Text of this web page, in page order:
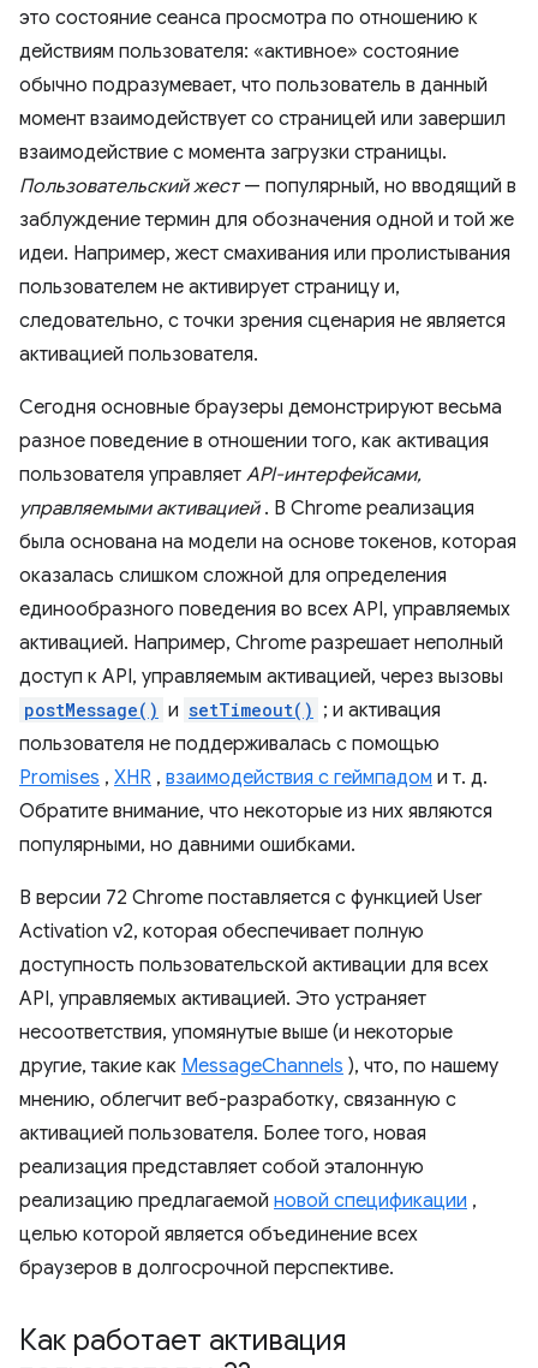
это состояние сеанса просмотра по отношению к
действиям пользователя: «активное» состояние
обычно подразумевает, что пользователь в данный
момент взаимодействует со страницей или завершил
взаимодействие с момента загрузки страницы.
Пользовательский жест— популярный, но вводящий в
заблуждение термин для обозначения одной и той же
идеи. Например, жест смахивания или пролистывания
пользователем не активирует страницу и,
следовательно, с точки зрения сценария не является
активацией пользователя.
Сегодня основные браузеры демонстрируют весьма
разное поведение в отношении того, как активация
пользователя управляет API-интерфейсами,
управляемыми активацией. В Chrome реализация
была основана на модели на основе токенов, которая
оказалась слишком сложной для определения
единообразного поведения во всех API, управляемых
активацией. Например, Chrome разрешает неполный
доступ к API, управляемым активацией, через вызовы
postMessage() и setTimeout() ; и активация
пользователя не поддерживалась с помощью
Promises , XHR , взаимодействия с геймпадом и т. д.
Обратите внимание, что некоторые из них являются
популярными, но давними ошибками.
В версии 72 Chrome поставляется с функцией User
Activation v2, которая обеспечивает полную
доступность пользовательской активации для всех
API, управляемых активацией. Это устраняет
несоответствия, упомянутые выше (и некоторые
другие, такие как MessageChannels ), что, по нашему
мнению, облегчит веб-разработку, связанную с
активацией пользователя. Более того, новая
реализация представляет собой эталонную
реализацию предлагаемой новой спецификации ,
целью которой является объединение всех
браузеров в долгосрочной перспективе.
Как работает активация